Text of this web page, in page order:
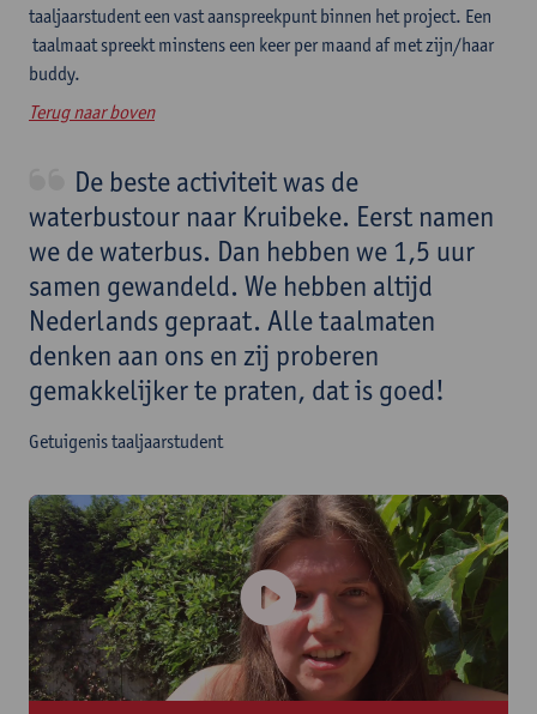
taaljaarstudent een vast aanspreekpunt binnen het project. Een
taalmaat spreekt minstens een keer per maand af met zijn/haar
buddy.
Terug naar boven
De beste activiteit was de
waterbustour naar Kruibeke. Eerst namen
we de waterbus. Dan hebben we 1,5 uur
samen gewandeld. We hebben altijd
Nederlands gepraat. Alle taalmaten
denken aan ons en zij proberen
gemakkelijker te praten, dat is goed!
Getuigenis taaljaarstudent